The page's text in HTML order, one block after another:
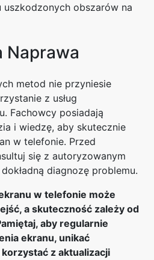
obszarów na
Naprawa
metod nie przyniesie
z usług
Fachowcy posiadają
i wiedzę, aby skutecznie
w telefonie. Przed
się z autoryzowanym
diagnozę problemu.
w telefonie może
a skuteczność zależy od
aby regularnie
ekranu, unikać
z aktualizacji